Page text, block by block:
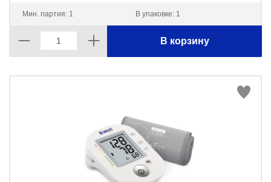
Мин. партия: 1 В упаковке: 1
В корзину